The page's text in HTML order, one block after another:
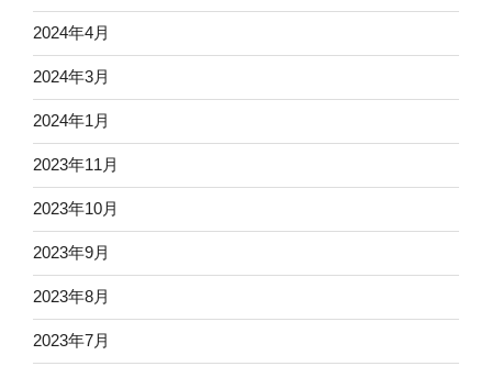
2024年4月
2024年3月
2024年1月
2023年11月
2023年10月
2023年9月
2023年8月
2023年7月